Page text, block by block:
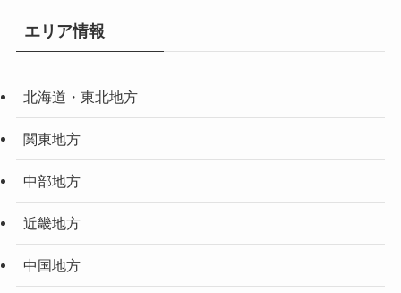
エリア情報
北海道・東北地方
関東地方
中部地方
近畿地方
中国地方